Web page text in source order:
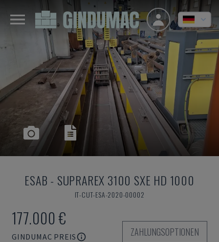
ESAB - SUPRAREX 3100 SXE HD 1000
IT-CUT-ESA-2020-00002
177.000 €
GINDUMAC PREIS
ZAHLUNGSOPTIONEN